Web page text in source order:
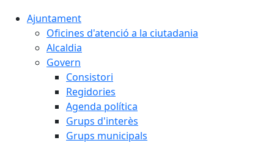
Ajuntament
Oficines d'atenció a la ciutadania
Alcaldia
Govern
Consistori
Regidories
Agenda política
Grups d'interès
Grups municipals